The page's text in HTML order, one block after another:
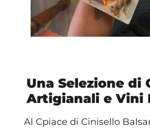
Una Selezione di
Artigianali e Vini
Al Cpiace di Cinisello